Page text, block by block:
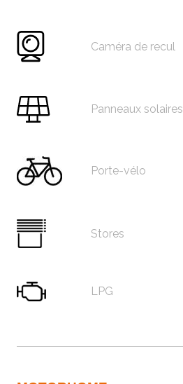
Caméra de recul
Panneaux solaires
Porte-vélo
Stores
LPG